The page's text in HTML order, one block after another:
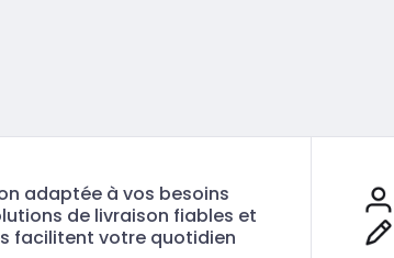
adaptée à vos besoins
de livraison fiables et
facilitent votre quotidien